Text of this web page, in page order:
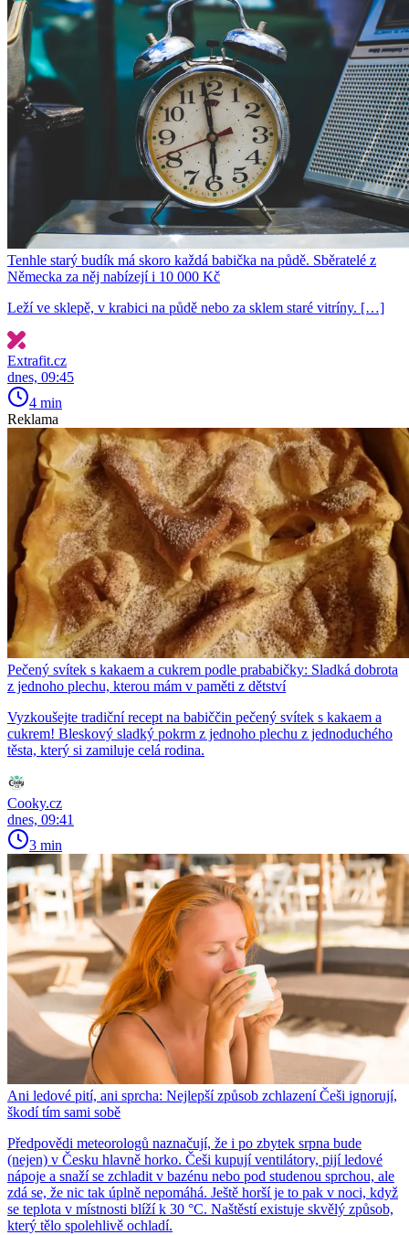
Tenhle starý budík má skoro každá babička na půdě. Sběratelé z
Německa za něj nabízejí i 10 000 Kč
Leží ve sklepě, v krabici na půdě nebo za sklem staré vitríny. […]
Extrafit.cz
dnes, 09:45
4 min
Reklama
Pečený svítek s kakaem a cukrem podle prababičky: Sladká dobrota
z jednoho plechu, kterou mám v paměti z dětství
Vyzkoušejte tradiční recept na babiččin pečený svítek s kakaem a
cukrem! Bleskový sladký pokrm z jednoho plechu z jednoduchého
těsta, který si zamiluje celá rodina.
Cooky.cz
dnes, 09:41
3 min
Ani ledové pití, ani sprcha: Nejlepší způsob zchlazení Češi ignorují,
škodí tím sami sobě
Předpovědi meteorologů naznačují, že i po zbytek srpna bude
(nejen) v Česku hlavně horko. Češi kupují ventilátory, pijí ledové
nápoje a snaží se zchladit v bazénu nebo pod studenou sprchou, ale
zdá se, že nic tak úplně nepomáhá. Ještě horší je to pak v noci, když
se teplota v místnosti blíží k 30 °C. Naštěstí existuje skvělý způsob,
který tělo spolehlivě ochladí.